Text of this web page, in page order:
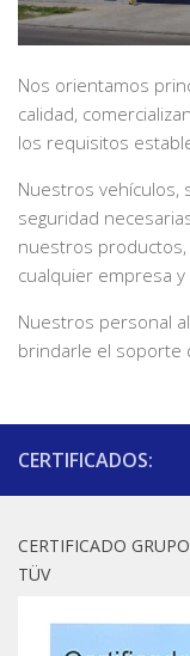
Nos orientamos
calidad,
los requisitos
Nuestros vehículos,
seguridad
nuestros
cualquier empresa
Nuestros personal
brindarle el soporte
CERTIFICADOS:
CERTIFICADO
TÜV